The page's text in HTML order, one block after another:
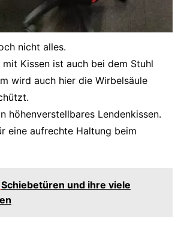
nicht alles.
mit Kissen ist auch bei dem Stuhl
wird auch hier die Wirbelsäule
höhenverstellbares Lendenkissen.
eine aufrechte Haltung beim
Schiebetüren und ihre viele